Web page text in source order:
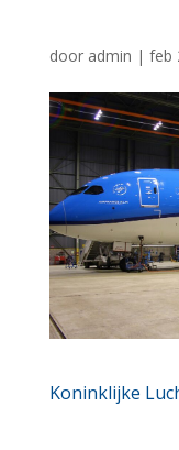
door admin | feb
Koninklijke